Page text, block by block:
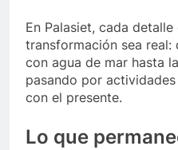
En Palasiet, cada
transformación sea
con agua de mar hasta
pasando por
con el presente.
Lo que